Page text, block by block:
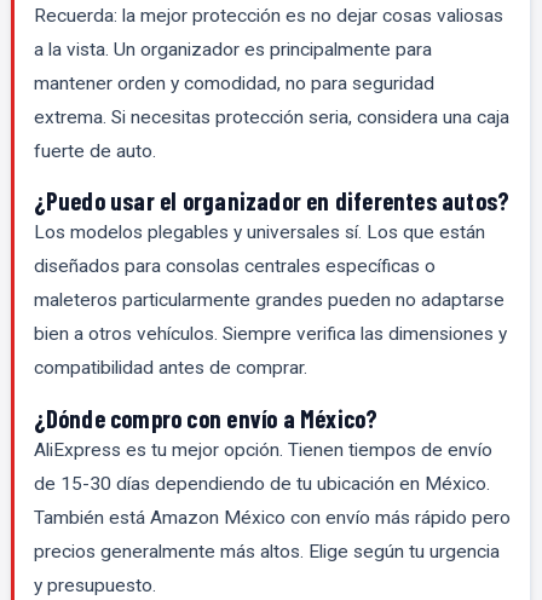
Recuerda: la mejor protección es no dejar cosas valiosas
a la vista. Un organizador es principalmente para
mantener orden y comodidad, no para seguridad
extrema. Si necesitas protección seria, considera una caja
fuerte de auto.
¿Puedo usar el organizador en diferentes autos?
Los modelos plegables y universales sí. Los que están
diseñados para consolas centrales específicas o
maleteros particularmente grandes pueden no adaptarse
bien a otros vehículos. Siempre verifica las dimensiones y
compatibilidad antes de comprar.
¿Dónde compro con envío a México?
AliExpress es tu mejor opción. Tienen tiempos de envío
de 15-30 días dependiendo de tu ubicación en México.
También está Amazon México con envío más rápido pero
precios generalmente más altos. Elige según tu urgencia
y presupuesto.